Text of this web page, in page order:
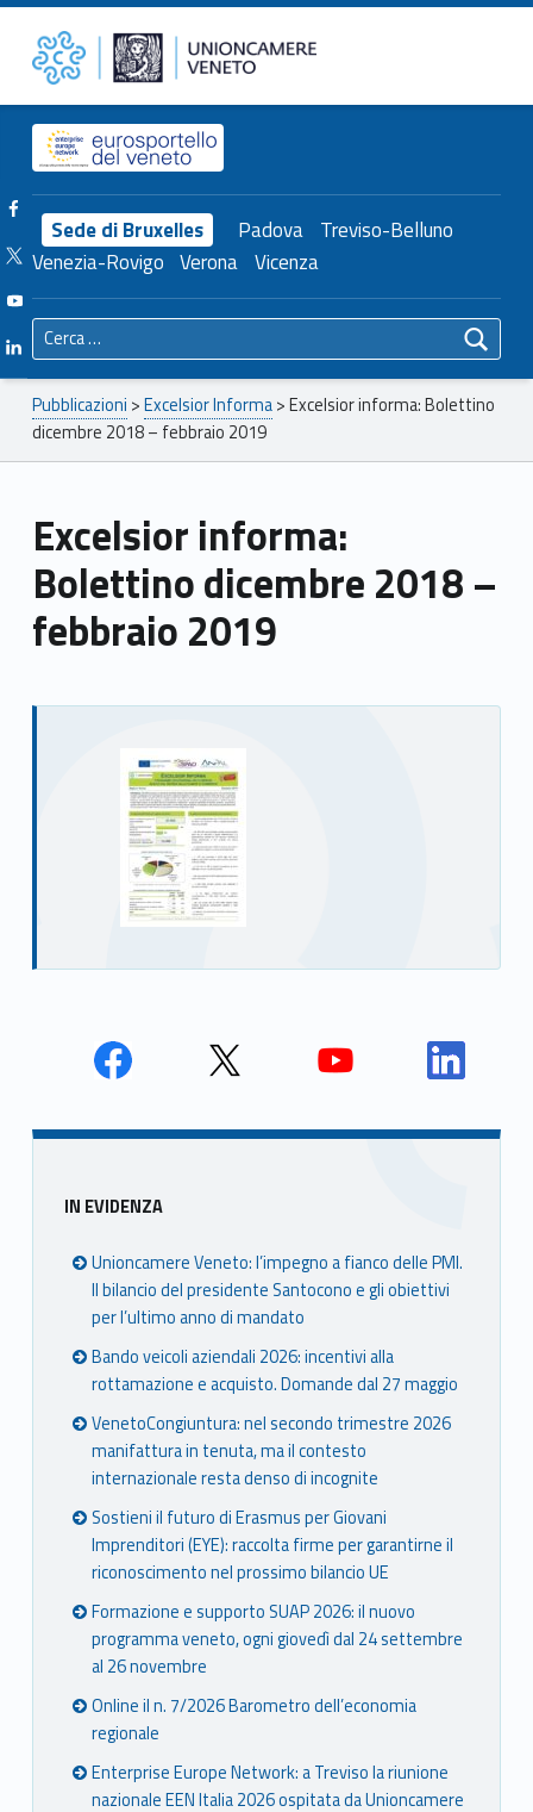
Excelsior informa: Bolettino dicembre 2018 – febbraio 2019 – Unioncamere del Veneto Unioncamere del Veneto
Header info sidebar
Sede di Bruxelles Padova Treviso-Belluno
Venezia-Rovigo Verona Vicenza
Facebook Unioncamere Veneto
Twitter Unioncamere Veneto
Youtube Unioncamere Veneto
Linkedin Unioncamere Veneto
Ricerca per:
Breadcrumbs navigation
Pubblicazioni >Excelsior Informa>Excelsior informa: Bolettino
dicembre 2018 – febbraio 2019
Excelsior informa:
Bolettino dicembre 2018 –
febbraio 2019
book
mer
Ven
eto
ter
Ven
eto
ube
Ven
eto
edin
Ven
eto
Skip back to main navigation
Sidebar
IN EVIDENZA
Unioncamere Veneto: l’impegno a fianco delle PMI.
Il bilancio del presidente Santocono e gli obiettivi
per l’ultimo anno di mandato
Bando veicoli aziendali 2026: incentivi alla
rottamazione e acquisto. Domande dal 27 maggio
VenetoCongiuntura: nel secondo trimestre 2026
manifattura in tenuta, ma il contesto
internazionale resta denso di incognite
Sostieni il futuro di Erasmus per Giovani
Imprenditori (EYE): raccolta firme per garantirne il
riconoscimento nel prossimo bilancio UE
Formazione e supporto SUAP 2026: il nuovo
programma veneto, ogni giovedì dal 24 settembre
al 26 novembre
Online il n. 7/2026 Barometro dell’economia
regionale
Enterprise Europe Network: a Treviso la riunione
nazionale EEN Italia 2026 ospitata da Unioncamere